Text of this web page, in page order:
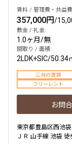
賃料 / 管理費・共益
357,000円/
敷金 / 礼金:
1.0ヶ月/無
間取り / 面積:
2LDK+SIC/50.34
三井の賃貸
フリーレント
お問
東京都豊島区西池
ＪＲ 山手線 池袋